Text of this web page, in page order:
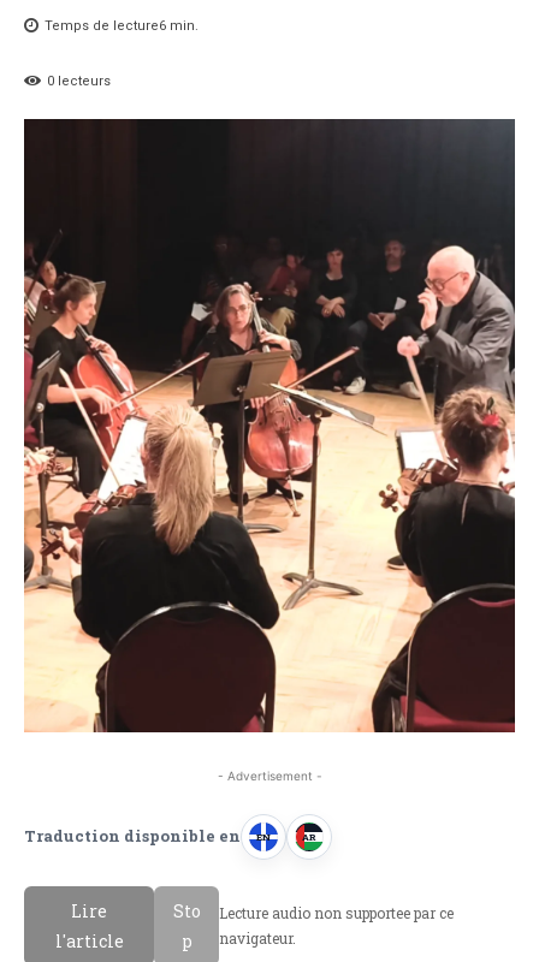
Temps de lecture6 min.
0 lecteurs
- Advertisement -
Traduction disponible en EN
A
g
l
AR
A
a
Lire
l'article
Sto
p
Lecture audio non supportee par ce
navigateur.